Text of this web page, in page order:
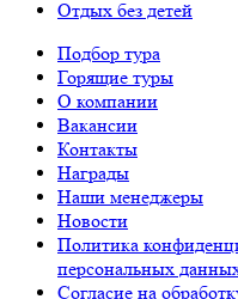
Отдых без детей
Подбор тура
Горящие туры
О компании
Вакансии
Контакты
Награды
Наши менеджеры
Новости
Политика
персональных
Согласие на